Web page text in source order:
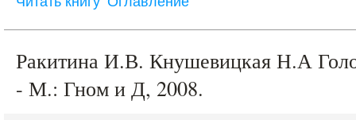
Ракитина И.В. Кнушевицкая Н.А
- М.: Гном и Д, 2008.